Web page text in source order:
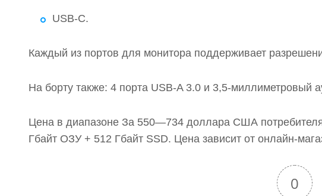
USB-C.
Каждый из портов для монитора поддерживает
На борту также: 4 порта USB-A 3.0 и 3,5-миллиметровый
Цена в диапазоне За 550—734 доллара США
Гбайт ОЗУ + 512 Гбайт SSD. Цена зависит от онлайн-
0